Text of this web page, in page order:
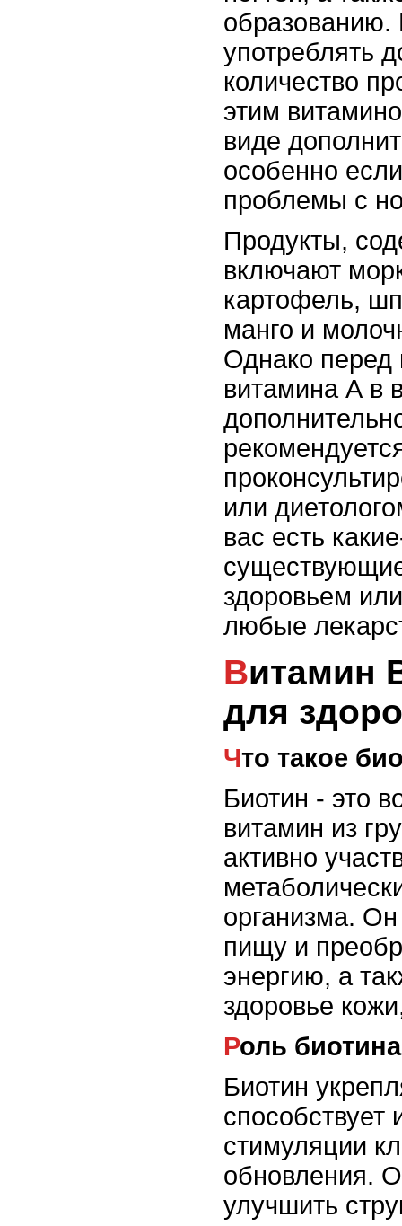
образованию.
употреблять
количество
этим
виде
особенно
проблемы с
Продукты,
включают
картофель,
манго и
Однако
витамина А в
или
вас есть
здоровьем
любые
Витамин В7 (биотин)
для
Что такое
Биотин - это
витамин из
активно
организма. Он
пищу и
энергию, а
здоровье
Роль
Биотин
способствует
стимуляции
обновления.
улучшить